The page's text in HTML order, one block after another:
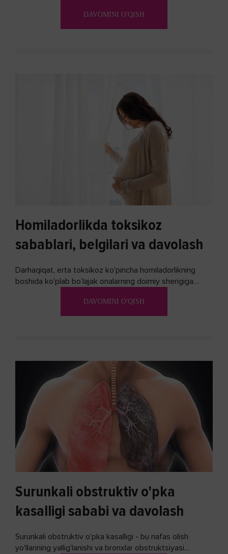
DAVOMINI O'QISH
Homiladorlikda toksikoz
sabablari, belgilari va davolash
Darhaqiqat, erta toksikoz ko'pincha homiladorlikning
boshida ko'plab bo’lajak onalarning doimiy sherigiga
biron bir usuli bormi?DAVOMINI O'QISH
Surunkali obstruktiv o'pka
kasalligi sababi va davolash
Surunkali obstruktiv o'pka kasalligi - bu nafas olish
yo'llarining yallig'lanishi va bronxlar obstruktsiyasi